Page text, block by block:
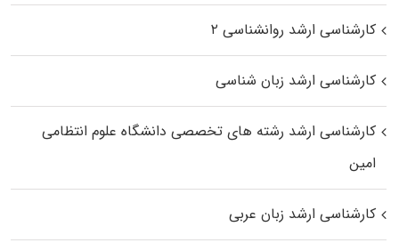
کارشناسی ارشد روانشناسی ۲
کارشناسی ارشد زبان شناسی
کارشناسی ارشد رﺷﺘﻪ ﻫﺎی تخصصی داﻧﺸﮕﺎه ﻋﻠﻮم انتظامی
اﻣﻴﻦ
کارشناسی ارشد زبان عربی